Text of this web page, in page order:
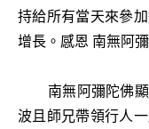
持給所有當天來參
增長。感恩 南無阿
南無阿彌陀佛顯
波且師兄帶領行人